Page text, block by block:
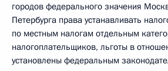
городов федерального значения
Петербурга права устанавливать
по местным налогам отдельным
налогоплательщиков, льготы в
установлены федеральным